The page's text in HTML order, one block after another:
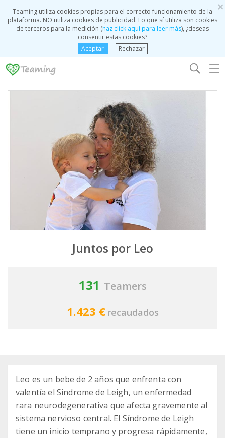
×
Teaming utiliza cookies propias para el correcto funcionamiento de la
plataforma. NO utiliza cookies de publicidad. Lo que sí utiliza son cookies
de terceros para la medición (haz click aquí para leer más), ¿deseas
consentir estas cookies?
Aceptar
Rechazar
☰
Juntos por Leo
131 Teamers
1.423 € recaudados
Leo es un bebe de 2 años que enfrenta con
valentía el Sindrome de Leigh, un enfermedad
rara neurodegenerativa que afecta gravemente al
sistema nervioso central. El Síndrome de Leigh
tiene un inicio temprano y progresa rápidamente,